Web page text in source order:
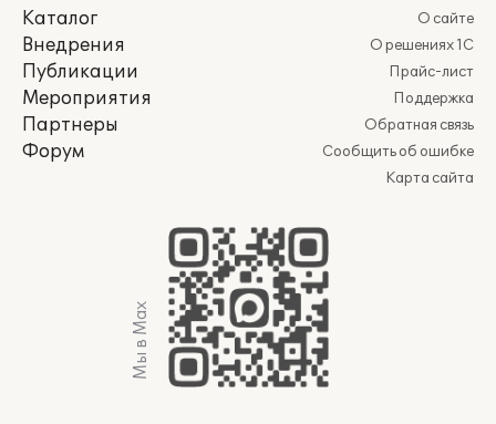
Каталог
Внедрения
Публикации
Мероприятия
Партнеры
Форум
О сайте
О решениях 1С
Прайс-лист
Поддержка
Обратная связь
Сообщить об ошибке
Карта сайта
Мы в Max